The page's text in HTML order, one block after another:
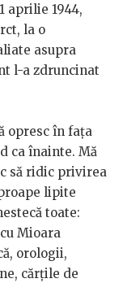
aprilie 1944,
la o
asupra
l-a zdruncinat
opresc în fața
ca înainte. Mă
să ridic privirea
lipite
toate:
Mioara
orologii,
cărțile de